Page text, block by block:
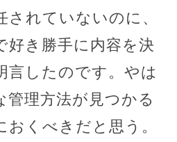
されていないのに、
好き勝手に内容を決
言したのです。やは
管理方法が見つかる
おくべきだと思う。